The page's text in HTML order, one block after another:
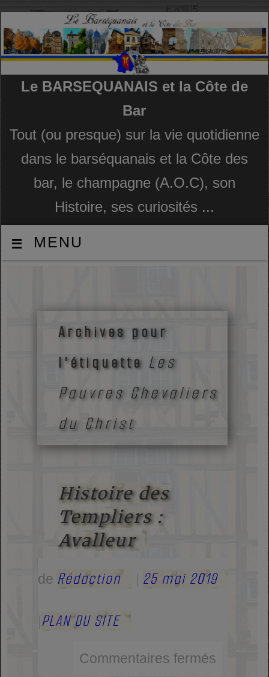
Le BARSEQUANAIS et la Côte de
Bar
Tout (ou presque) sur la vie quotidienne
dans le barséquanais et la Côte des
bar, le champagne (A.O.C), son
Histoire, ses curiosités ...
MENU
Archives pour
l'étiquette Les
Pauvres Chevaliers
du Christ
Histoire des
Templiers :
Avalleur
de Rédaction 25 mai 2019
PLAN DU SITE
Commentaires fermés